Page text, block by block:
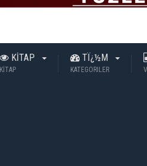
KİTAP
KİTAP
TÏ¿½M
KATEGORILER